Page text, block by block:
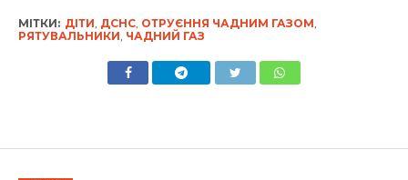
МІТКИ: ДІТИ, ДСНС, ОТРУЄННЯ ЧАДНИМ ГАЗОМ,
РЯТУВАЛЬНИКИ, ЧАДНИЙ ГАЗ